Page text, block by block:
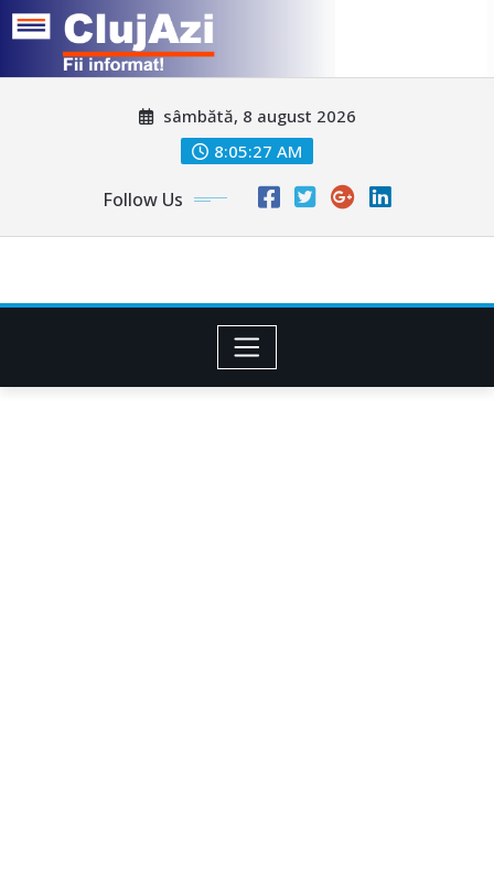
sâmbătă, 8 august 2026
8:05:30 AM
Follow Us